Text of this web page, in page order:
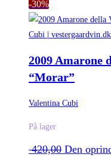
-30%
2009 Amarone
“Morar”
Valentina Cubi
På lager
420,00 Den